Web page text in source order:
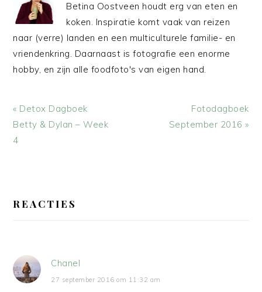
Betina Oostveen houdt erg van eten en
koken. Inspiratie komt vaak van reizen
naar (verre) landen en een multiculturele familie- en
vriendenkring. Daarnaast is fotografie een enorme
hobby, en zijn alle foodfoto's van eigen hand.
Vorig
bericht:
« Detox Dagboek
Betty & Dylan – Week
4
Volgend
bericht:
Fotodagboek
September 2016 »
INTERACTIES
REACTIES
Chanel
27 september 2016 om 11:32 am